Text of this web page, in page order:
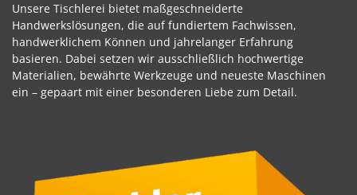
Unsere Tischlerei bietet maßgeschneiderte
Handwerkslösungen, die auf fundiertem Fachwissen,
handwerklichem Können und jahrelanger Erfahrung
basieren. Dabei setzen wir ausschließlich hochwertige
Materialien, bewährte Werkzeuge und neueste Maschinen
ein – gepaart mit einer besonderen Liebe zum Detail.